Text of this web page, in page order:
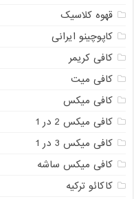
قهوه کلاسیک
کاپوچینو ایرانی
کافی کریمر
کافی میت
کافی میکس
کافی میکس 2 در 1
کافی میکس 3 در 1
کافی میکس ساشه
کاکائو ترکیه